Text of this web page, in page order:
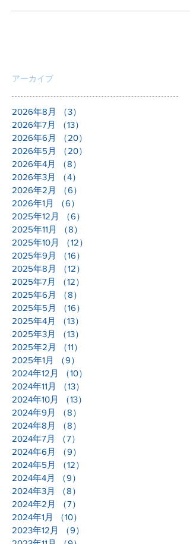
でレポートします。
アーカイブ
2026年8月 （3）
2026年7月
（13）
2026年6月
（20）
2026年5月
（20）
2026年4月
（8）
2026年3月
（4）
2026年2月
（6）
2026年1月 （6）
2025年12月
（6）
2025年11月
（8）
2025年10月
（12）
2025年9月
（16）
2025年8月
（12）
2025年7月
（12）
2025年6月
（8）
2025年5月
（16）
2025年4月
（13）
2025年3月
（13）
2025年2月
（11）
2025年1月 （9） 9件の記事
2024年12月
（10）
2024年11月
（13）
2024年10月
（13）
2024年9月
（8）
2024年8月
（8）
2024年7月
（7）
2024年6月
（9）
2024年5月
（12）
2024年4月
（9）
2024年3月
（8）
2024年2月
（7）
2024年1月 （10）